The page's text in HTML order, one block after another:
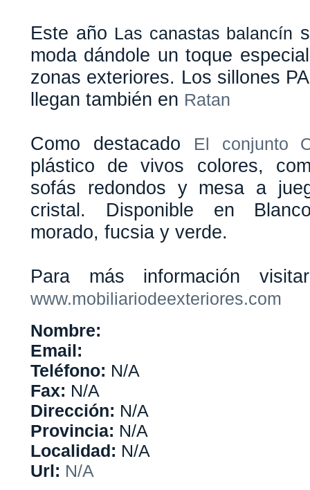
Este año Las canastas balancín
moda dándole un toque
zonas exteriores. Los sillones
llegan también en Ratan
Como destacado El conjunto
plástico de vivos colores,
sofás redondos y mesa a
cristal. Disponible en
morado, fucsia y verde.
Para más información
www.mobiliariodeexteriores.com
Nombre:
Email:
Teléfono: N/A
Fax: N/A
Dirección: N/A
Provincia: N/A
Localidad: N/A
Url: N/A